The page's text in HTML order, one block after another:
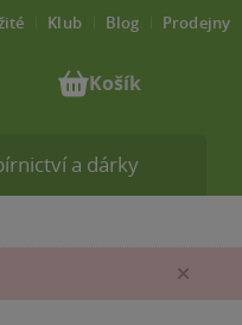
a dárky
Klub Blog Prodejny
Košík